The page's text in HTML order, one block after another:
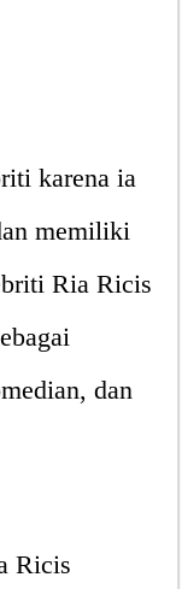
karena ia
memiliki
Ria Ricis
dan
Ricis